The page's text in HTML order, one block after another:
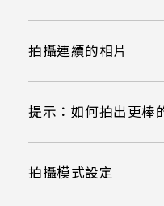
拍攝連續的相片
提示：如何拍出更棒
拍攝模式設定